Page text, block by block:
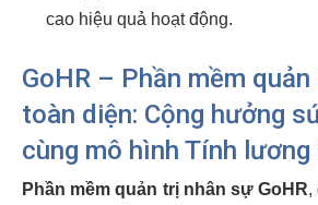
cao hiệu quả hoạt động.
GoHR – Phần mềm
toàn diện: Cộng hưởng
cùng mô hình Tính lương
Phần mềm quản trị nhân sự GoHR,